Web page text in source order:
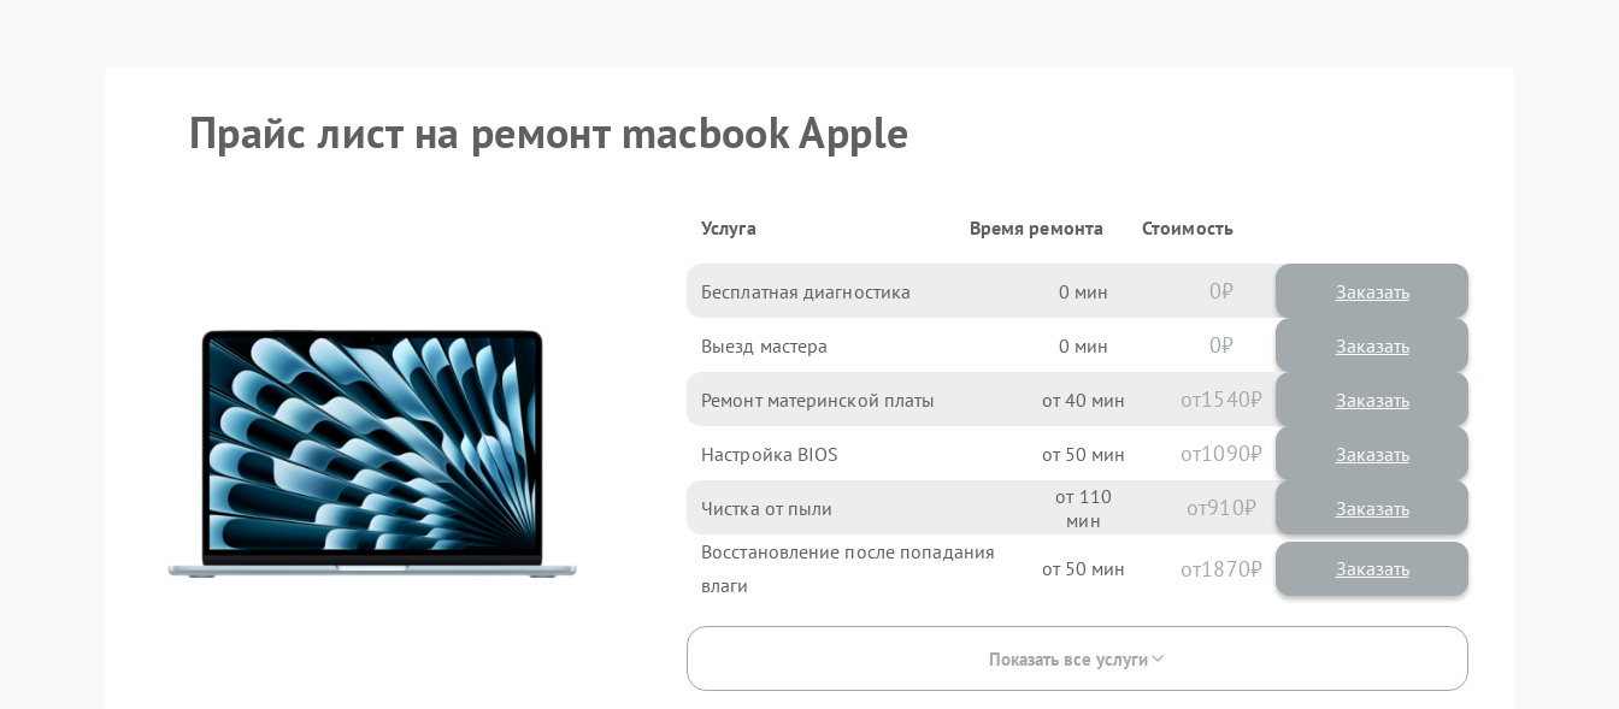
Прайс лист на ремонт macbook Apple
Услуга Время ремонта Стоимость
Бесплатная диагностика 0 0 Заказать
Выезд мастера 0 0 Заказать
Ремонт материнской платы 40 1540
Настройка BIOS 50 1090
Чистка от пыли 110 910
Восстановление после попадания
влаги
50 1870
Показать все услуги